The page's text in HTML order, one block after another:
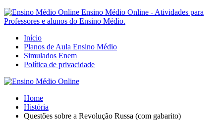
Ensino Médio Online - Atividades para
Professores e alunos do Ensino Médio.
Início
Planos de Aula Ensino Médio
Simulados Enem
Política de privacidade
Home
História
Questões sobre a Revolução Russa (com gabarito)